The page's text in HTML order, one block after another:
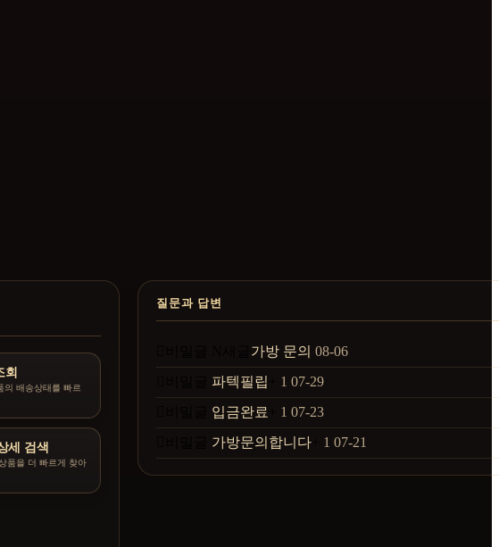
회
의 배송상태를 빠르
세 검색
품을 더 빠르게 찾아
질문과 답변
가방 문의 08-06
파텍필립 1 07-29
입금완료 1 07-23
가방문의합니다 1 07-21